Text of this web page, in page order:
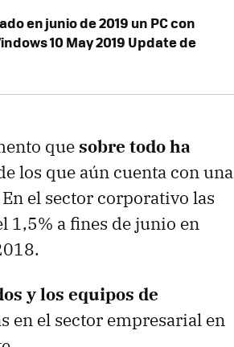
en junio de 2019 un PC con
10 May 2019 Update de
quesobre todo ha
los que aún cuenta con una
el sector corporativo las
1,5% a fines de junio en
y los equipos de
en el sector empresarial en